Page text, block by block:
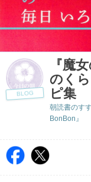
BLOG
『魔
のく
ピ集
朝読書のす
BonBon』